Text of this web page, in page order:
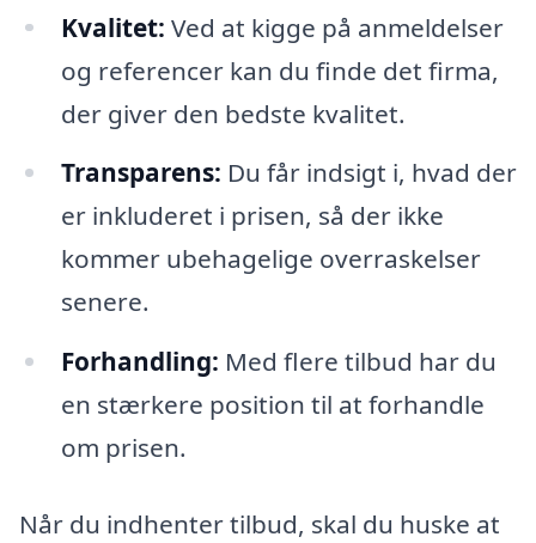
Kvalitet: Ved at kigge på anmeldelser
og referencer kan du finde det firma,
der giver den bedste kvalitet.
Transparens: Du får indsigt i, hvad der
er inkluderet i prisen, så der ikke
kommer ubehagelige overraskelser
senere.
Forhandling: Med flere tilbud har du
en stærkere position til at forhandle
om prisen.
Når du indhenter tilbud, skal du huske at